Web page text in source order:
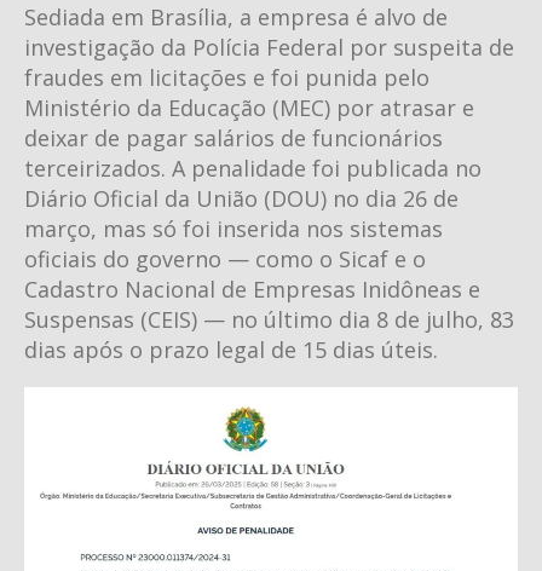
Sediada em Brasília, a empresa é alvo de
investigação da Polícia Federal por suspeita de
fraudes em licitações e foi punida pelo
Ministério da Educação (MEC) por atrasar e
deixar de pagar salários de funcionários
terceirizados. A penalidade foi publicada no
Diário Oficial da União (DOU) no dia 26 de
março, mas só foi inserida nos sistemas
oficiais do governo — como o Sicaf e o
Cadastro Nacional de Empresas Inidôneas e
Suspensas (CEIS) — no último dia 8 de julho, 83
dias após o prazo legal de 15 dias úteis.